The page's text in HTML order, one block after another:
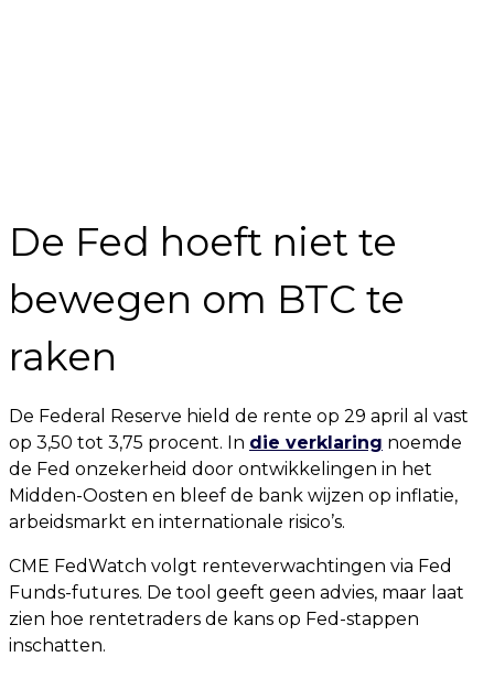
De Fed hoeft niet te
bewegen om BTC te
raken
De Federal Reserve hield de rente op 29 april al vast
op 3,50 tot 3,75 procent. In die verklaring noemde
de Fed onzekerheid door ontwikkelingen in het
Midden-Oosten en bleef de bank wijzen op inflatie,
arbeidsmarkt en internationale risico’s.
CME FedWatch volgt renteverwachtingen via Fed
Funds-futures. De tool geeft geen advies, maar laat
zien hoe rentetraders de kans op Fed-stappen
inschatten.